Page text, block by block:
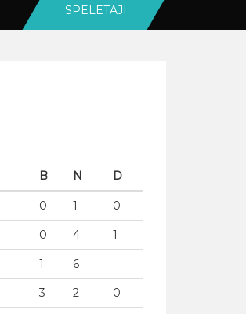
SPĒLĒTĀJI
B N D
0 1 0
0 4 1
1 6
3 2 0